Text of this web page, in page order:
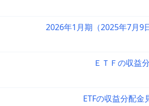
2026年1月期（2025年7月9
ＥＴＦの収益
ETFの収益分配金